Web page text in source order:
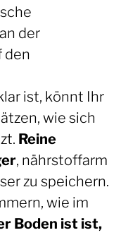
der
den
ist, könnt Ihr
wie sich
Reine
, nährstoffarm
zu speichern.
wie im
Boden ist ist,